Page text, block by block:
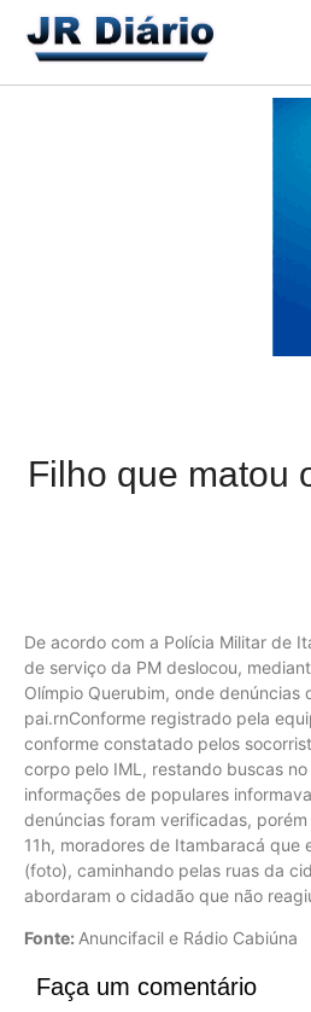
Filho que matou
De acordo com a Polícia Militar de
de serviço da PM deslocou,
Olímpio Querubim, onde
pai.rnConforme registrado pela
conforme constatado pelos
corpo pelo IML, restando buscas
informações de populares
denúncias foram verificadas,
11h, moradores de Itambaracá que
(foto), caminhando pelas ruas da
abordaram o cidadão que não
Fonte: Anuncifacil e Rádio Cabiúna
Faça um comentário